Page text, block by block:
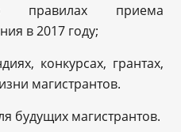
приема
в 2017 году;
конкурсах, грантах,
магистрантов.
будущих магистрантов.